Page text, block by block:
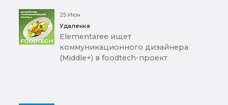
25 Июн
Удаленка
Elementaree ищет
коммуникационного дизайнера
(Middle+) в foodtech-проект